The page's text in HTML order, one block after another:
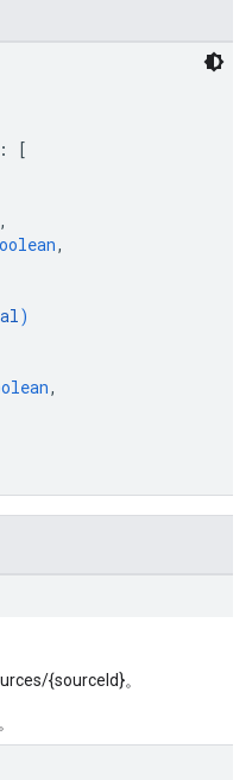
:
[
,
,
)
,
{sourceId}。